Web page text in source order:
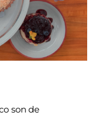
son de